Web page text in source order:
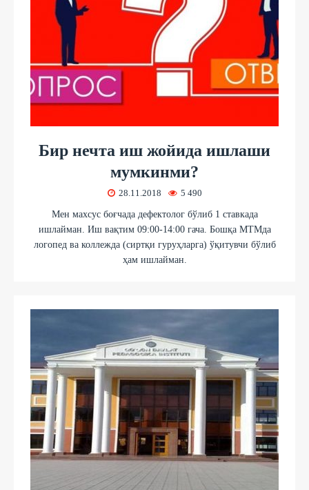
Бир нечта иш жойида ишлаши
мумкинми?
28.11.2018 5 490
Мен махсус боғчада дефектолог бўлиб 1 ставкада
ишлайман. Иш вақтим 09:00-14:00 гача. Бошқа МТМда
логопед ва коллежда (сиртқи гуруҳларга) ўқитувчи бўлиб
ҳам ишлайман.